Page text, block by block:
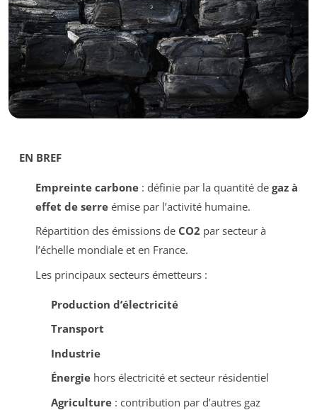
EN BREF
Empreinte carbone: définie par la quantité de gaz à
effet de serreémise par l’activité humaine.
Répartition des émissions de CO2 par secteur à
l’échelle mondiale et en France.
Les principaux secteurs émetteurs :
Production d’électricité
Transport
Industrie
Énergie hors électricité et secteur résidentiel
Agriculture : contribution par d’autres gaz